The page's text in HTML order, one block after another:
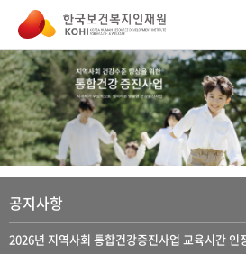
공지사항
2026년 지역사회 통합건강증진사업 교육시간 인